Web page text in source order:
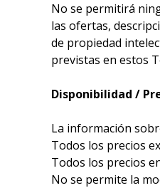
No se permitirá
las ofertas,
de propiedad
previstas en estos
Disponibilidad /
La información
Todos los precios
Todos los precios
No se permite la